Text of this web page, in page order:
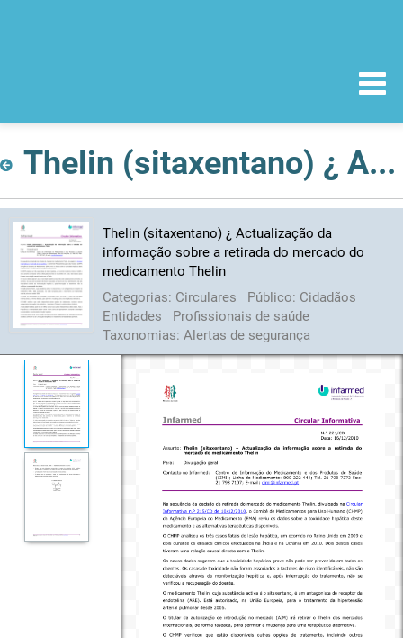
Thelin (sitaxentano) ¿ Actualização da informação sobre a retirada do mercado do medicamento Thelin
Thelin (sitaxentano) ¿ Actualização da
informação sobre a retirada do mercado do
medicamento Thelin
Categorias: Circulares Público: Cidadãos
Entidades
Profissionais de saúde
Taxonomias: Alertas de segurança